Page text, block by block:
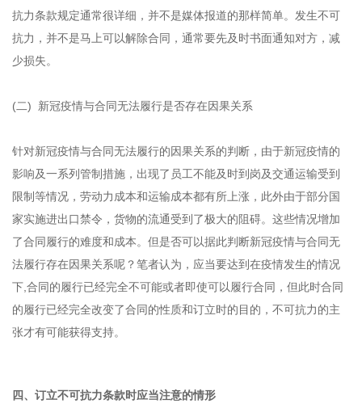
抗力条款规定通常很详细，并不是媒体报道的那样简单。发生不可
抗力，并不是马上可以解除合同，通常要先及时书面通知对方，减
少损失。
(二) 新冠疫情与合同无法履行是否存在因果关系
针对新冠疫情与合同无法履行的因果关系的判断，由于新冠疫情的
影响及一系列管制措施，出现了员工不能及时到岗及交通运输受到
限制等情况，劳动力成本和运输成本都有所上涨，此外由于部分国
家实施进出口禁令，货物的流通受到了极大的阻碍。这些情况增加
了合同履行的难度和成本。但是否可以据此判断新冠疫情与合同无
法履行存在因果关系呢？笔者认为，应当要达到在疫情发生的情况
下,合同的履行已经完全不可能或者即使可以履行合同，但此时合同
的履行已经完全改变了合同的性质和订立时的目的，不可抗力的主
张才有可能获得支持。
四、订立不可抗力条款时应当注意的情形